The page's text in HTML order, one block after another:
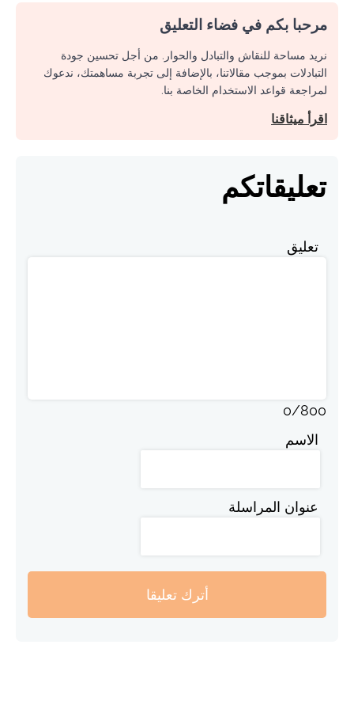
مرحبا بكم في فضاء التعليق
نريد مساحة للنقاش والتبادل والحوار. من أجل تحسين جودة
التبادلات بموجب مقالاتنا، بالإضافة إلى تجربة مساهمتك، ندعوك
لمراجعة قواعد الاستخدام الخاصة بنا.
اقرأ ميثاقنا
تعليقاتكم
تعليق
0/800
الاسم
عنوان المراسلة
أترك تعليقا